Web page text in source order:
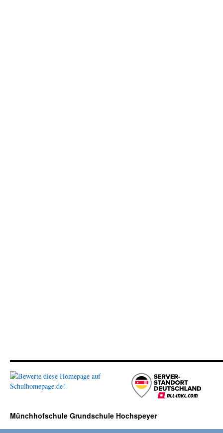
Münchhofschule Grundschule Hochspeyer